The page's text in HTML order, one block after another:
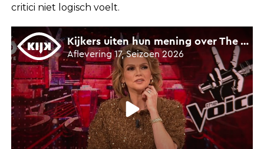
critici niet logisch voelt.